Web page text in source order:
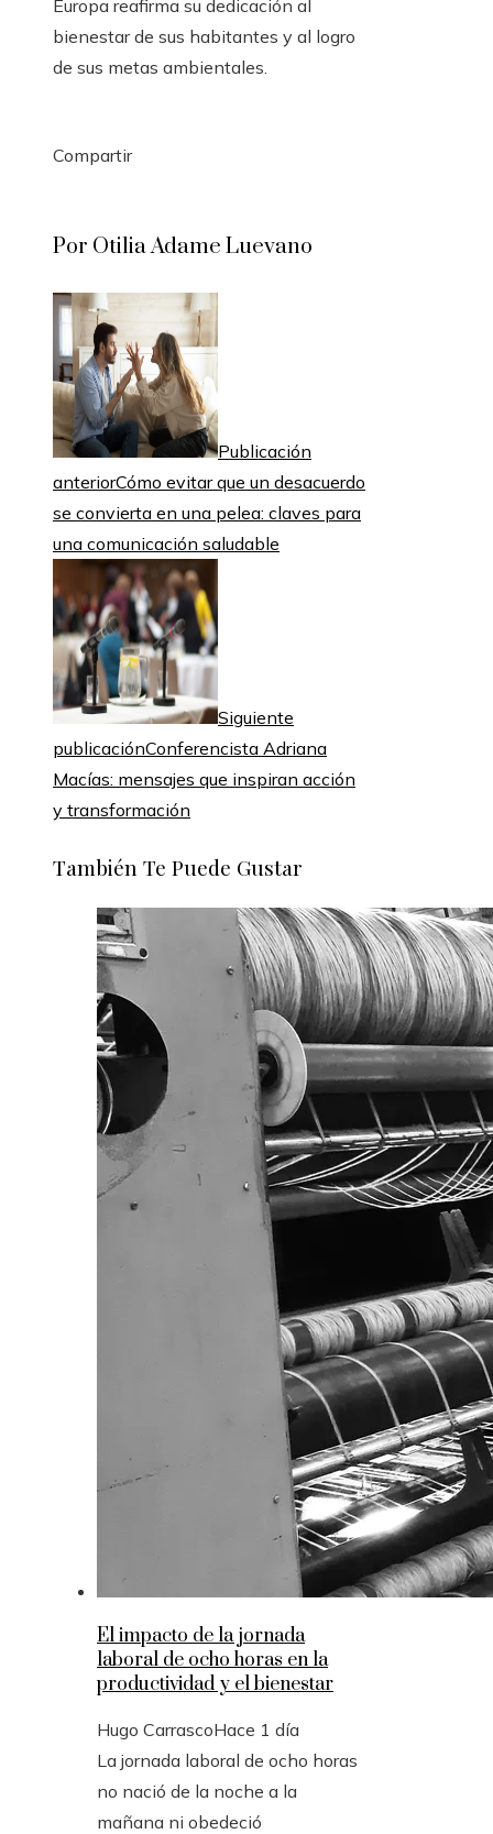
Europa reafirma su dedicación al
bienestar de sus habitantes y al logro
de sus metas ambientales.
Compartir
Por Otilia Adame Luevano
Publicación
anteriorCómo evitar que un desacuerdo
se convierta en una pelea: claves para
una comunicación saludable
Siguiente
publicaciónConferencista Adriana
Macías: mensajes que inspiran acción
y transformación
También Te Puede Gustar
El impacto de la jornada
laboral de ocho horas en la
productividad y el bienestar
Hugo CarrascoHace 1 día
La jornada laboral de ocho horas
no nació de la noche a la
mañana ni obedeció